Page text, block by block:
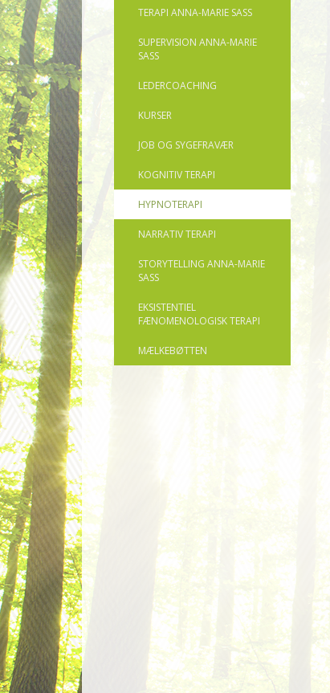
TERAPI ANNA-MARIE SASS
SUPERVISION ANNA-MARIE
SASS
LEDERCOACHING
KURSER
JOB OG SYGEFRAVÆR
KOGNITIV TERAPI
HYPNOTERAPI
NARRATIV TERAPI
STORYTELLING ANNA-MARIE
SASS
EKSISTENTIEL
FÆNOMENOLOGISK TERAPI
MÆLKEBØTTEN